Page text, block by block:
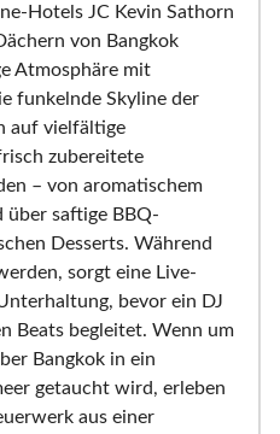
Hotels JC Kevin Sathorn
von Bangkok
Atmosphäre mit
funkelnde Skyline der
auf vielfältige
zubereitete
– von aromatischem
saftige BBQ-
Desserts. Während
sorgt eine Live-
bevor ein DJ
Beats begleitet. Wenn um
Bangkok in ein
getaucht wird, erleben
aus einer